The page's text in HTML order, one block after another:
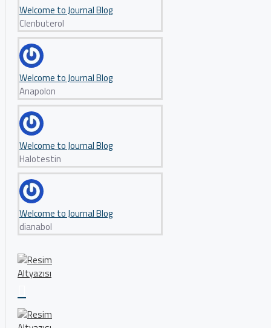
Welcome to Journal Blog
Clenbuterol
Welcome to Journal Blog
Anapolon
Welcome to Journal Blog
Halotestin
Welcome to Journal Blog
dianabol